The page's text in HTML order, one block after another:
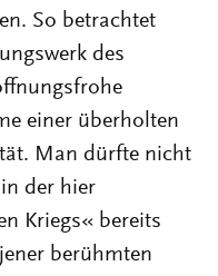
So betrachtet
des
einer überholten
Man dürfte nicht
der hier
Kriegs« bereits
berühmten